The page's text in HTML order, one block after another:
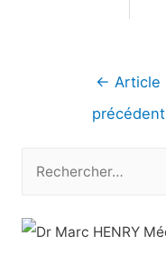
Navigation
← Article
précédent
c